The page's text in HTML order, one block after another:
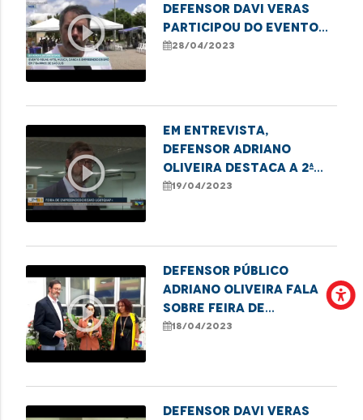
play_circle_outline
defensor Davi Veras
participou do evento
da ONG Justiça e Paz se
28/04/2023
play_circle_outline
Em entrevista,
defensor Adriano
Oliveira destaca a 2ª
Feira do
Imperatriz
19/04/2023
play_circle_outline
Defensor público
Adriano Oliveira fala
sobre Feira de
Empreendedorismo
18/04/2023
Defensor Davi Veras